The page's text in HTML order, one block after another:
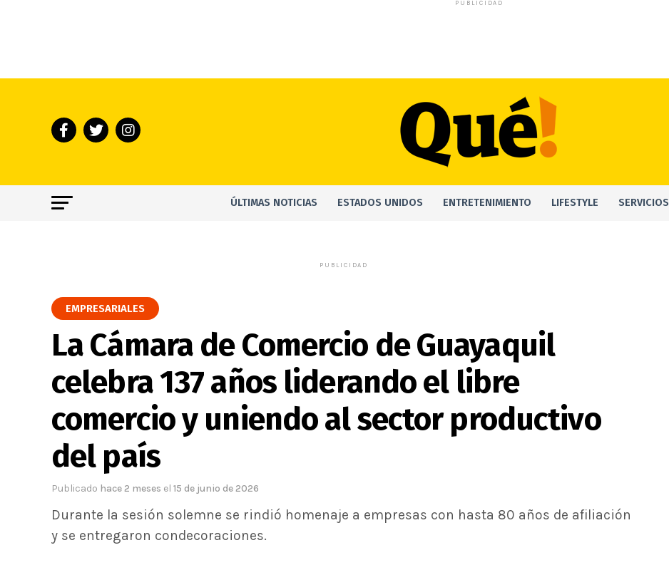
PUBLICIDAD
ÚLTIMAS NOTICIAS ESTADOS UNIDOS ENTRETENIMIENTO LIFESTYLE SERVICIOS
PUBLICIDAD
EMPRESARIALES
La Cámara de Comercio de Guayaquil
celebra 137 años liderando el libre
comercio y uniendo al sector productivo
del país
Publicado hace 2 meses el 15 de junio de 2026
Durante la sesión solemne se rindió homenaje a empresas con hasta 80 años de afiliación
y se entregaron condecoraciones.